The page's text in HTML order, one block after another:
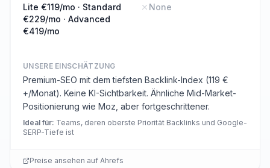
Lite €119/mo · Standard
€229/mo · Advanced
€419/mo
None
UNSERE EINSCHÄTZUNG
Premium-SEO mit dem tiefsten Backlink-Index (119 €
+/Monat). Keine KI-Sichtbarkeit. Ähnliche Mid-Market-
Positionierung wie Moz, aber fortgeschrittener.
Ideal für: Teams, deren oberste Priorität Backlinks und Google-
SERP-Tiefe ist
Preise ansehen auf Ahrefs